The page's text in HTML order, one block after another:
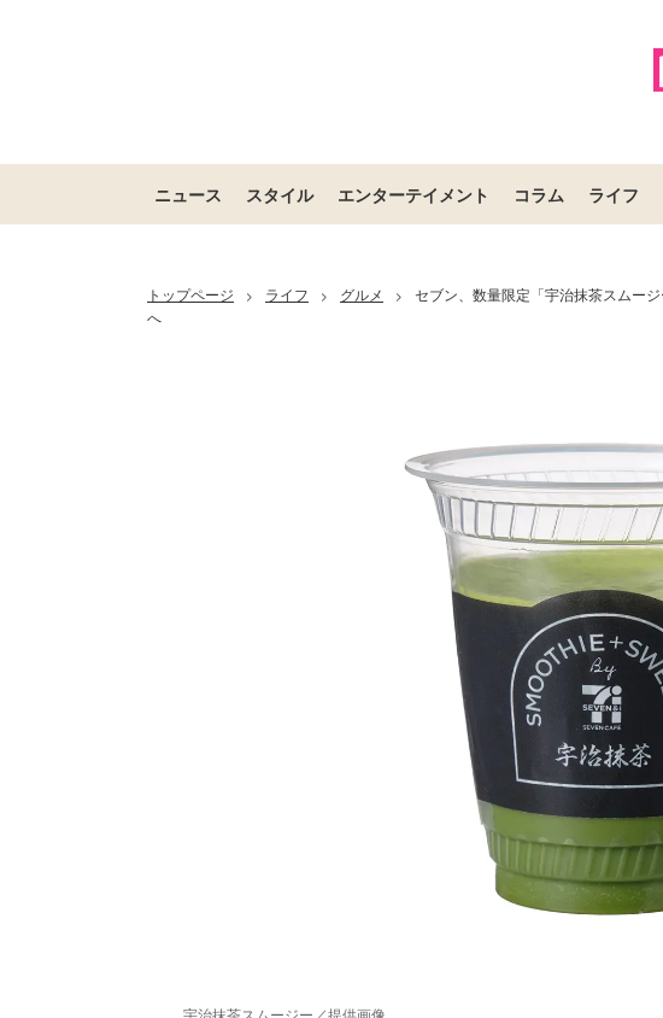
ニュース スタイル エンターテイメント コラム ライフ
トップページ > ライフ > グルメ >
セブン、数量限定「宇治抹茶スムー
へ